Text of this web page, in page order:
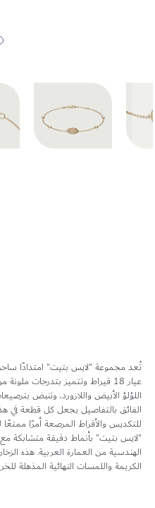
تُعد مجموعة "لايس بتيت" امتدادًا
عيار 18 قيراط وتتميز بتدرجات
اللؤلؤ الأبيض واللازورد، وتنبض
الفائق بالتفاصيل يجعل كل قطعة في
للتكديس والأقراط المرصعة أمرًا ممتعًا
"لايس بتيت" بأنماط دقيقة متشابكة
الهندسية من العمارة العربية. هذه
الكريمة واللمسات النهائية المذهلة